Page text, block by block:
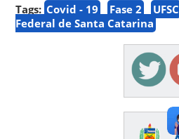
Tags: Covid - 19 Fase 2 UFSC
Federal de Santa Catarina